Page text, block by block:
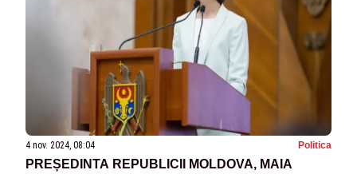
4 nov. 2024, 08:04 Politica
PREȘEDINTA REPUBLICII MOLDOVA, MAIA